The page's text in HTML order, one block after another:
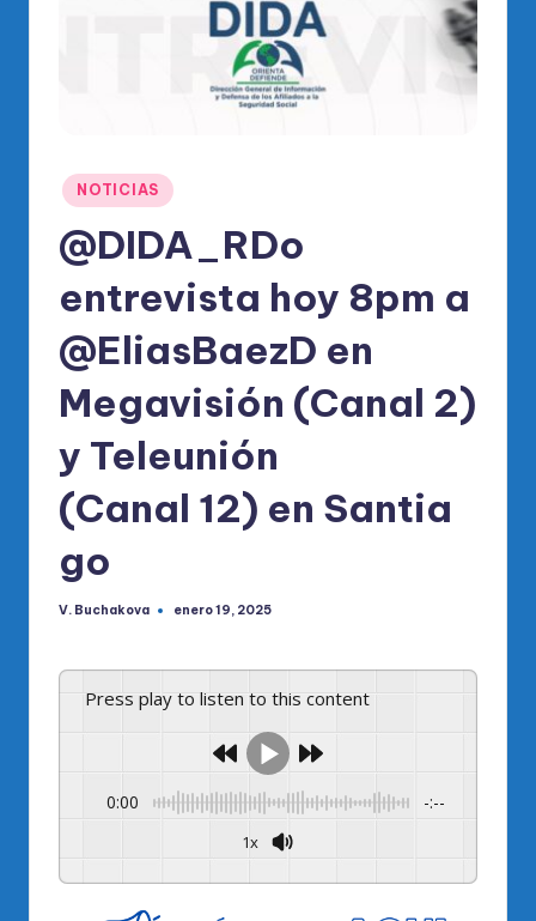
Publicado
en
NOTICIAS
@DIDA_RDo
entrevista hoy 8pm a
@EliasBaezD en
Megavisión (Canal 2)
y Teleunión
(Canal 12) en Santia
go
Publicado
V. Buchakova enero 19, 2025
Press play to listen to this content
0:00 -:--
1x